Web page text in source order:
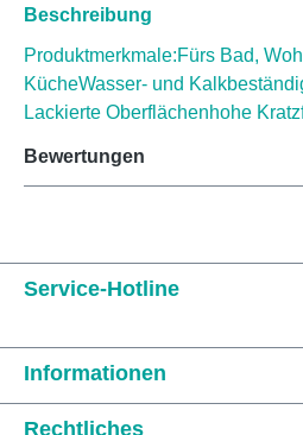
Beschreibung
Produktmerkmale:Fürs Bad,
KücheWasser- und
Lackierte Oberflächenhohe
Bewertungen
Service-Hotline
Informationen
Rechtliches